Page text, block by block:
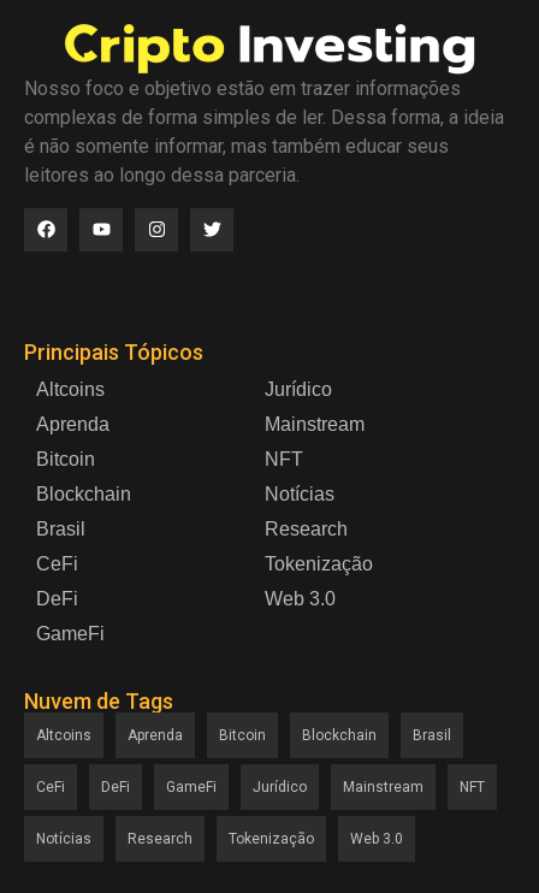
Nosso foco e objetivo estão em trazer informações
complexas de forma simples de ler. Dessa forma, a ideia
é não somente informar, mas também educar seus
leitores ao longo dessa parceria.
Principais Tópicos
Altcoins
Aprenda
Bitcoin
Blockchain
Brasil
CeFi
DeFi
GameFi
Jurídico
Mainstream
NFT
Notícias
Research
Tokenização
Web 3.0
Nuvem de Tags
Altcoins Aprenda Bitcoin Blockchain Brasil
CeFi DeFi GameFi Jurídico Mainstream NFT
Notícias Research Tokenização Web 3.0